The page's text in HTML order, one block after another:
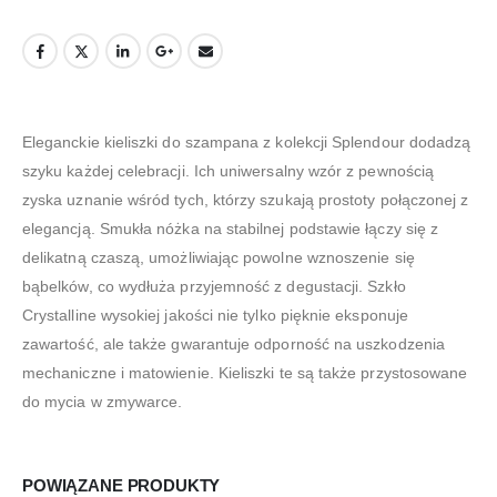
Eleganckie kieliszki do szampana z kolekcji Splendour dodadzą
szyku każdej celebracji. Ich uniwersalny wzór z pewnością
zyska uznanie wśród tych, którzy szukają prostoty połączonej z
elegancją. Smukła nóżka na stabilnej podstawie łączy się z
delikatną czaszą, umożliwiając powolne wznoszenie się
bąbelków, co wydłuża przyjemność z degustacji. Szkło
Crystalline wysokiej jakości nie tylko pięknie eksponuje
zawartość, ale także gwarantuje odporność na uszkodzenia
mechaniczne i matowienie. Kieliszki te są także przystosowane
do mycia w zmywarce.
POWIĄZANE PRODUKTY